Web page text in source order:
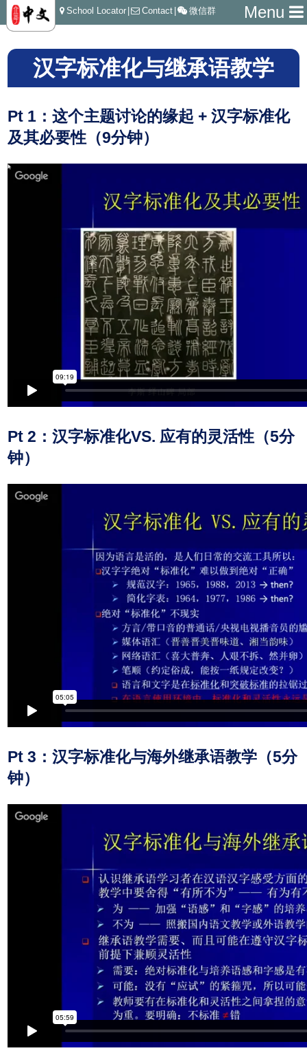
Menu
School Locator Contact 微信群
汉字标准化与继承语教学
Pt 1：这个主题讨论的缘起 + 汉字标准化
及其必要性（9分钟）
Pt 2：汉字标准化VS. 应有的灵活性（5分
钟）
Pt 3：汉字标准化与海外继承语教学（5分
钟）